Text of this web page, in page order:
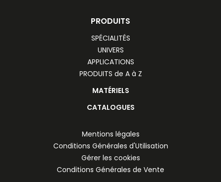
PRODUITS
SPÉCIALITÉS
UNIVERS
APPLICATIONS
PRODUITS de A à Z
MATÉRIELS
CATALOGUES
Mentions légales
Conditions Générales d'Utilisation
Gérer les cookies
Conditions Générales de Vente